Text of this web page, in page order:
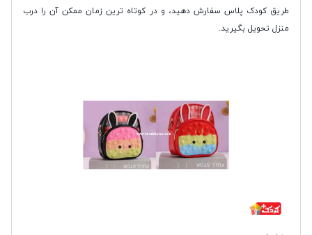
طریق کودک پلاس سفارش دهید، و در کوتاه ترین زمان ممکن آن را درب
منزل تحویل بگیرید.